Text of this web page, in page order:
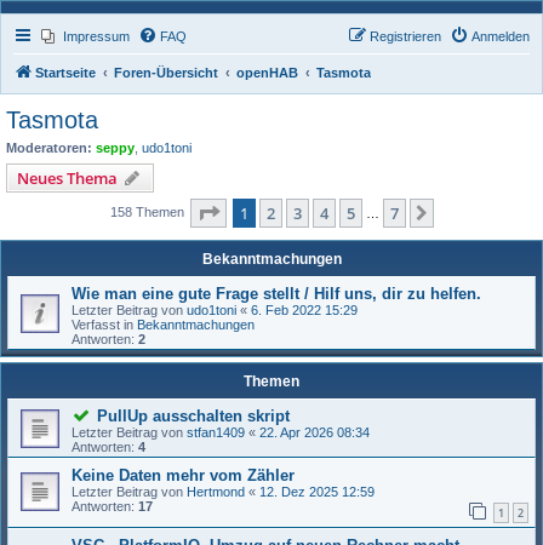
Impressum FAQ Anmelden
Registrieren
Startseite Foren-Übersicht openHAB Tasmota
Tasmota
Moderatoren: seppy udo1toni
Neues Thema
158 Themen Seite 1von
1 2 3 4 5 7
Bekanntmachungen
Wie man eine gute Frage stellt / Hilf uns, dir zu helfen.
Letzter Beitrag von udo1toni « 6. Feb 2022 15:29
Verfasst in Bekanntmachungen
Antworten: 2
Themen
PullUp ausschalten skript
Letzter Beitrag von stfan1409 « 22. Apr 2026 08:34
Antworten: 4
Keine Daten mehr vom Zähler
Letzter Beitrag von Hertmond « 12. Dez 2025 12:59
Antworten: 17 1 2